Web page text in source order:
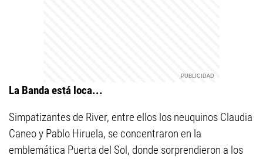
La Banda está loca...
Simpatizantes de River, entre ellos los neuquinos Claudia
Caneo y Pablo Hiruela, se concentraron en la
emblemática Puerta del Sol, donde sorprendieron a los